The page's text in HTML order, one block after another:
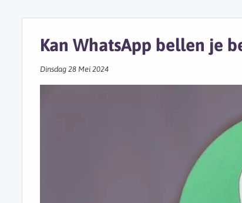
Kan WhatsApp bellen je
Dinsdag 28 Mei 2024